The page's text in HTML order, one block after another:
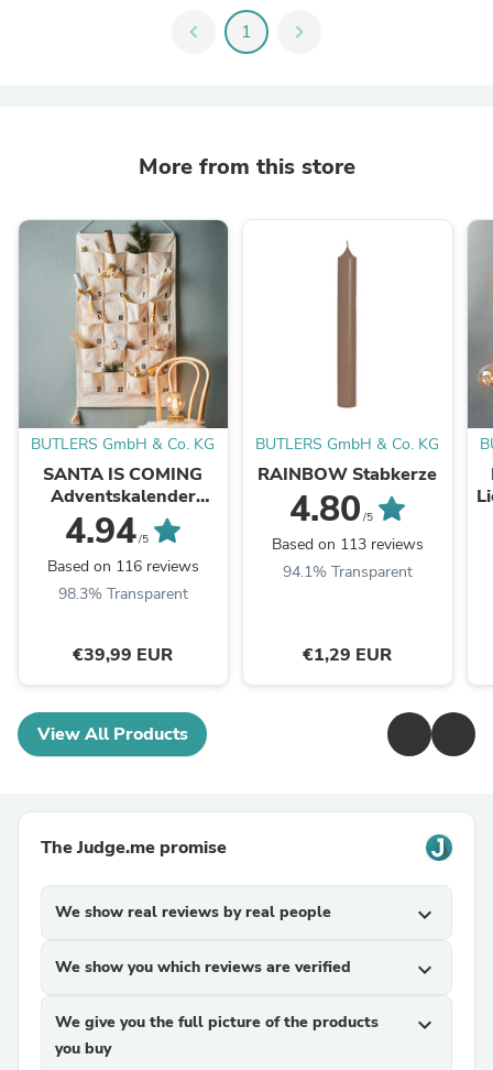
chevron_left 1 chevron_right
More from this store
BUTLERS GmbH & Co. KG
SANTA IS COMING
Adventskalender
Tassel L 123 x B 71cm
4.94/5
Based on 116 reviews
98.3% Transparent
€39,99 EUR
BUTLERS GmbH & Co. KG
RAINBOW Stabkerze
4.80 /5
Based on 113 reviews
94.1% Transparent
€1,29 EUR
View All Products
The Judge.me promise
We show real reviews by real people expand_more
We show you which reviews are verified expand_more
We give you the full picture of the products
you buy
expand_more